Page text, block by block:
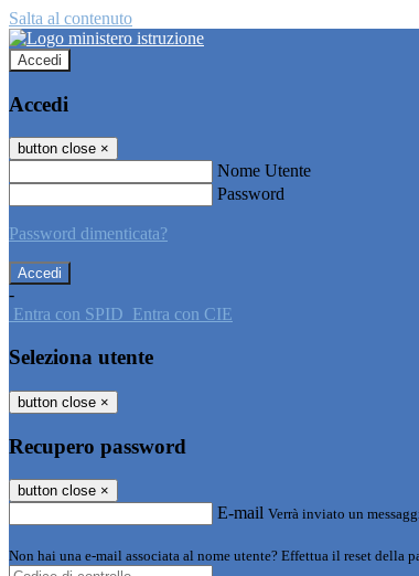
Salta al contenuto
Accedi
Accedi
button close ×
Nome Utente
Password
Password dimenticata?
-
Entra con SPID Entra con CIE
Seleziona utente
button close ×
Recupero password
button close ×
E-mail Verrà inviato un
Non hai una e-mail associata al nome utente? Effettua il reset della